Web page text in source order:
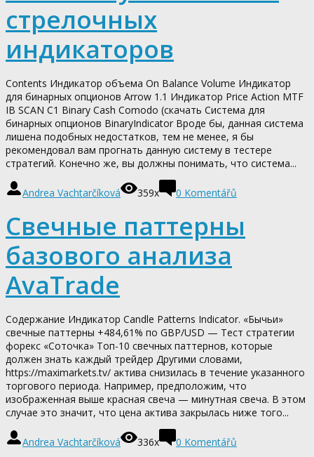
стрелочных
индикаторов
Contents Индикатор объема On Balance Volume Индикатор
для бинарных опционов Arrow 1.1 Индикатор Price Action MTF
IB SCAN C1 Binary Cash Comodo (скачать Система для
бинарных опционов BinaryIndicator Вроде бы, данная система
лишена подобных недостатков, тем не менее, я бы
рекомендовал вам прогнать данную систему в тестере
стратегий. Конечно же, вы должны понимать, что система...
Andrea Vachtarčíková 359x 0 Komentářů
Свечные паттерны
базового анализа
AvaTrade
Содержание Индикатор Candle Patterns Indicator. «Бычьи»
свечные паттерны +484,61% по GBP/USD — Тест стратегии
форекс «Соточка» Топ-10 свечных паттернов, которые
должен знать каждый трейдер Другими словами,
https://maximarkets.tv/ актива снизилась в течение указанного
торгового периода. Например, предположим, что
изображенная выше красная свеча — минутная свеча. В этом
случае это значит, что цена актива закрылась ниже того...
Andrea Vachtarčíková 336x 0 Komentářů